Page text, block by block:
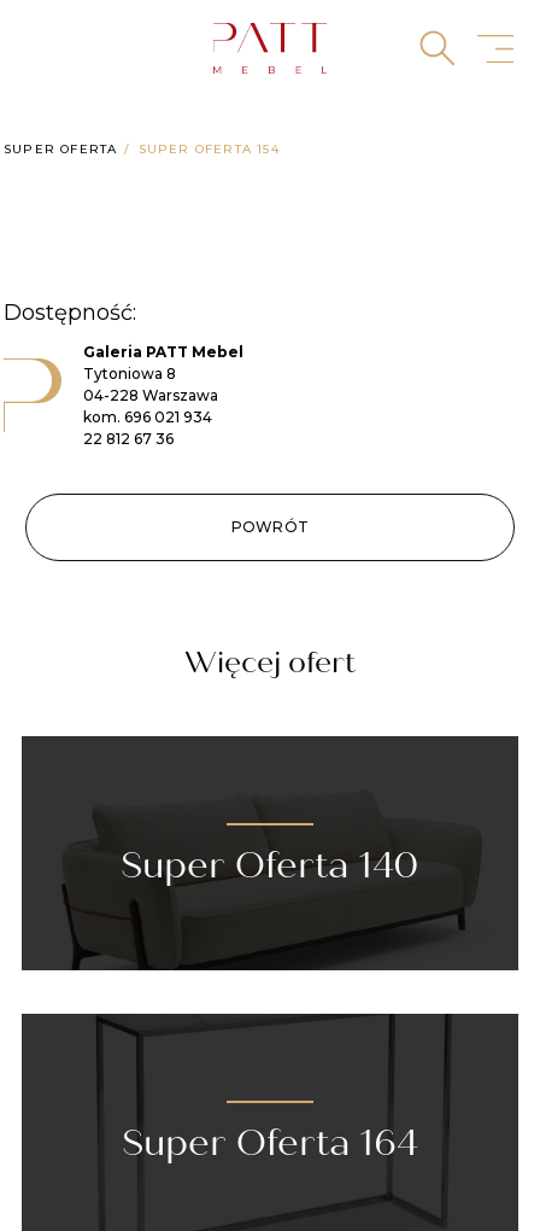
SUPER OFERTA SUPER OFERTA 154
Dostępność:
Galeria PATT Mebel
Tytoniowa 8
04-228 Warszawa
kom. 696 021 934
22 812 67 36
POWRÓT
Więcej ofert
Super Oferta 140
Super Oferta 164